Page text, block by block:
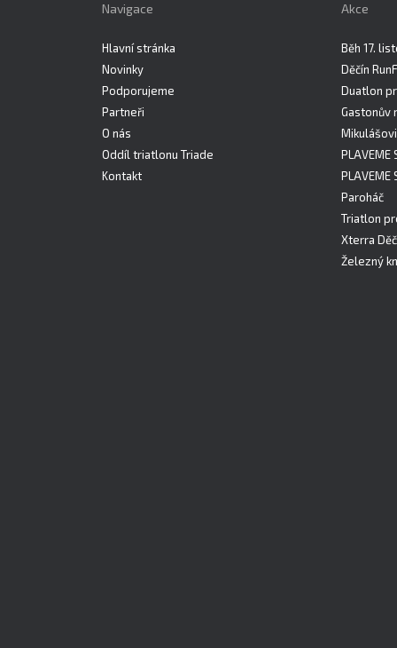
Navigace
Hlavní stránka
Novinky
Podporujeme
Partneři
O nás
Oddíl triatlonu Triade
Kontakt
Akce
Běh 17.
Děčín
Duatlon
Gastonův
PLAVEME
PLAVEME
Paroháč
Triatlon
Xterra
Železný